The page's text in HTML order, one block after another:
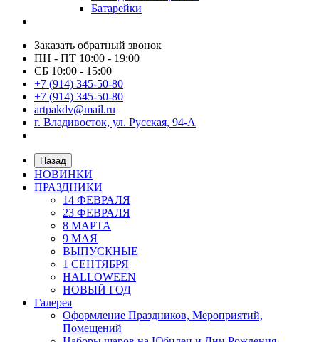
Батарейки
Заказать обратный звонок
ПН - ПТ 10:00 - 19:00
СБ 10:00 - 15:00
+7 (914) 345-50-80
+7 (914) 345-50-80
artpakdv@mail.ru
г. Владивосток, ул. Русская, 94-А
Назад
НОВИНКИ
ПРАЗДНИКИ
14 ФЕВРАЛЯ
23 ФЕВРАЛЯ
8 МАРТА
9 МАЯ
ВЫПУСКНЫЕ
1 СЕНТЯБРЯ
HALLOWEEN
НОВЫЙ ГОД
Галерея
Оформление Праздников, Мероприятий,
Помещений